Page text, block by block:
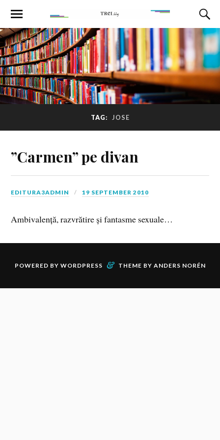
TAG: JOSE
”Carmen” pe divan
EDITURA3ADMIN 19 SEPTEMBER 2010
Ambivalență, razvrătire și fantasme sexuale…
POWERED BY WORDPRESS & THEME BY ANDERS NORÉN